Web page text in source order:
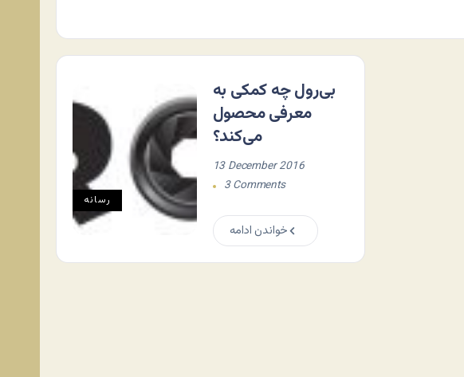
رسانه
بی‌رول چه کمکی به
معرفی محصول
می‌کند؟
13 December 2016
3 Comments
خواندن ادامه